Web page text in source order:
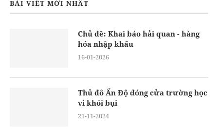
BÀI VIẾT MỚI NHẤT
Chủ đề: Khai báo hải quan - hàng
hóa nhập khẩu
16-01-2026
Thủ đô Ấn Độ đóng cửa trường học
vì khói bụi
21-11-2024